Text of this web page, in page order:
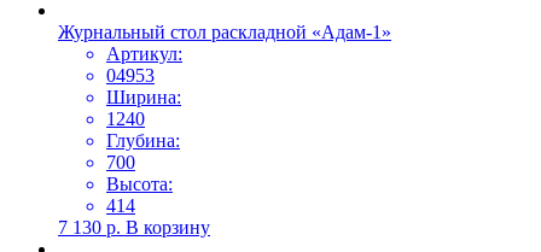
Журнальный стол раскладной «Адам-1»
Артикул:
04953
Ширина:
1240
Глубина:
700
Высота:
414
7 130 р. В корзину